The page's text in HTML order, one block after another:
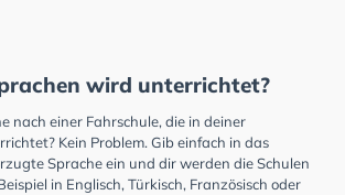
wird unterrichtet?
nach einer Fahrschule, die in deiner
Kein Problem. Gib einfach in das
Sprache ein und dir werden die Schulen
in Englisch, Türkisch, Französisch oder